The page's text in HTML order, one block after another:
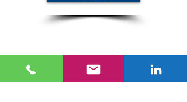
Série SC